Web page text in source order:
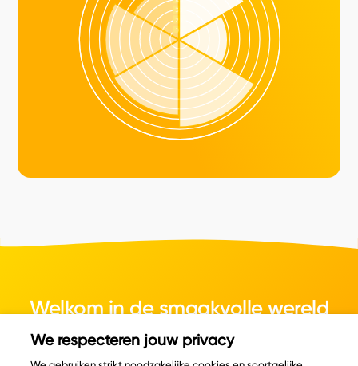
Welkom in de smaakvolle wereld
van kaas.
We respecteren jouw privacy